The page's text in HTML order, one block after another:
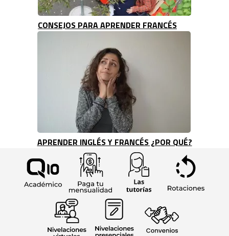
CONSEJOS PARA APRENDER FRANCÉS
APRENDER INGLÉS Y FRANCÉS ¿POR QUÉ?